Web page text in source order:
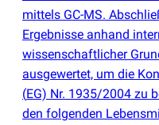
mittels GC-MS.
Ergebnisse anhand
wissenschaftlicher
ausgewertet, um die
(EG) Nr. 1935/2004 zu
den folgenden